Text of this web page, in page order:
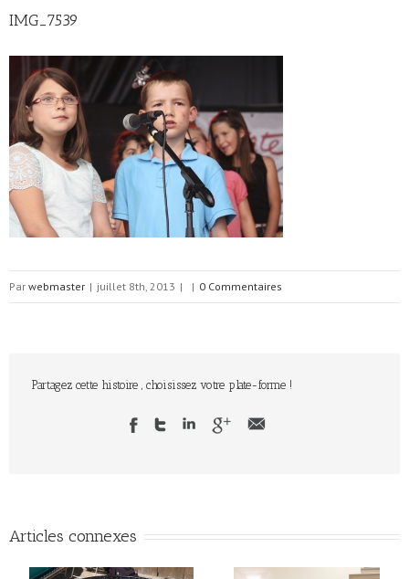
IMG_7539
Par webmaster | juillet 8th, 2013 | | 0 Commentaires
Partagez cette histoire , choisissez votre plate-forme !
Articles connexes